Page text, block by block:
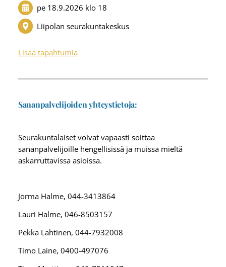
pe 18.9.2026 klo 18
Liipolan seurakuntakeskus
Lisää tapahtumia
Sananpalvelijoiden yhteystietoja:
Seurakuntalaiset voivat vapaasti soittaa
sananpalvelijoille hengellisissä ja muissa mieltä
askarruttavissa asioissa.
Jorma Halme, 044-3413864
Lauri Halme, 046-8503157
Pekka Lahtinen, 044-7932008
Timo Laine, 0400-497076